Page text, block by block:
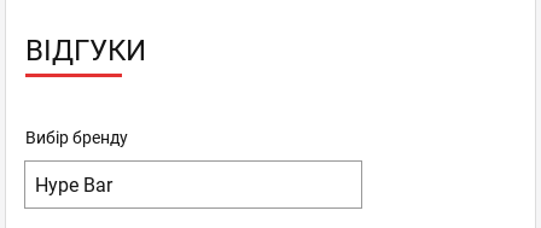
ВІДГУКИ
Вибір бренду